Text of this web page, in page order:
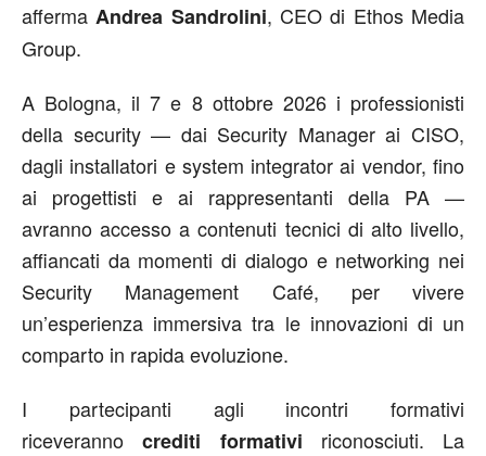
afferma Andrea Sandrolini, CEO di Ethos Media
Group.
A Bologna, il 7 e 8 ottobre 2026 i professionisti
della security — dai Security Manager ai CISO,
dagli installatori e system integrator ai vendor, fino
ai progettisti e ai rappresentanti della PA —
avranno accesso a contenuti tecnici di alto livello,
affiancati da momenti di dialogo e networking nei
Security Management Café, per vivere
un’esperienza immersiva tra le innovazioni di un
comparto in rapida evoluzione.
I partecipanti agli incontri formativi
riceverannocrediti formativi riconosciuti. La